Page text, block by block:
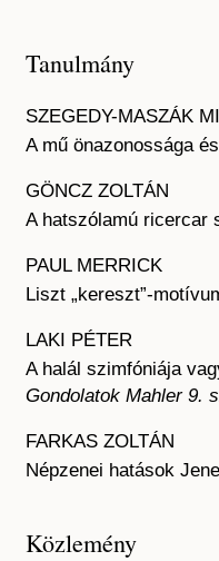
Tanulmány
SZEGEDY-MASZÁK
A mű önazonossága
GÖNCZ ZOLTÁN
A hatszólamú ricercar
PAUL MERRICK
Liszt „kereszt”-
LAKI PÉTER
A halál szimfóniája
Gondolatok Mahler 9.
FARKAS ZOLTÁN
Népzenei hatások
Közlemény